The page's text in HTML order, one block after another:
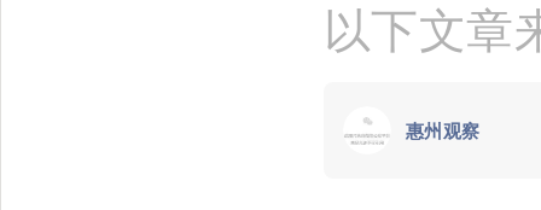
以下文章
惠州观察